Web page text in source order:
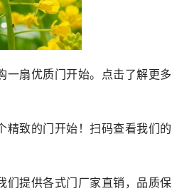
一扇优质门开始。点击了解更多
精致的门开始！扫码查看我们的
们提供各式门厂家直销，品质保